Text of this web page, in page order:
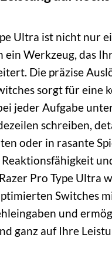
Ultra ist nicht nur
ein Werkzeug, das
Die präzise
sorgt für eine
jeder Aufgabe
schreiben,
oder in rasante
Pro Type Ultra
Switches
und
ganz auf Ihre